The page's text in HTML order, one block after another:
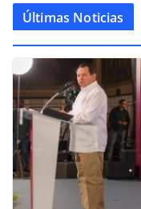
Últimas Noticias